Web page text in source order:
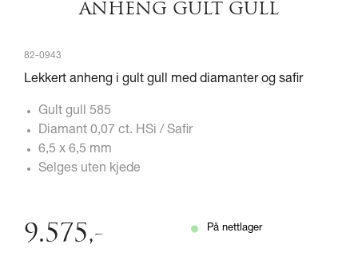
ANHENG GULT GULL
82-0943
Lekkert anheng i gult gull med diamanter og safir
Gult gull 585
Diamant 0,07 ct. HSi / Safir
6,5 x 6,5 mm
Selges uten kjede
9.575,- På nettlager